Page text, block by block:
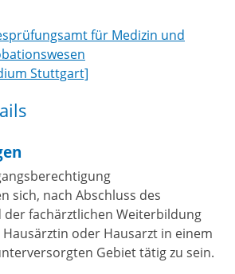
für Medizin und
Stuttgart]
sich, nach Abschluss des
der fachärztlichen Weiterbildung
Hausärztin oder Hausarzt in einem
Gebiet tätig zu sein.